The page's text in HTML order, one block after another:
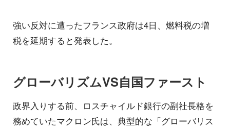
強い反対に遭ったフランス政府は4日、燃料税の増
税を延期すると発表した。
グローバリズムVS自国ファースト
政界入りする前、ロスチャイルド銀行の副社長格を
務めていたマクロン氏は、典型的な「グローバリス